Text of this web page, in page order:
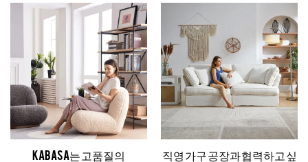
KABASA는 고품질의
직영 가구 공장과 협력하고 싶